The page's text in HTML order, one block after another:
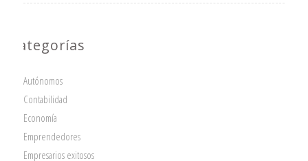
Categorías
Autónomos
Contabilidad
Economía
Emprendedores
Empresarios exitosos